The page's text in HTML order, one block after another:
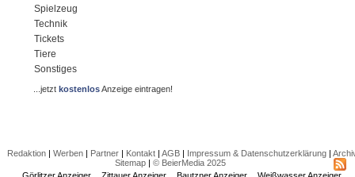
Spielzeug
Technik
Tickets
Tiere
Sonstiges
...jetztkostenlosAnzeige eintragen!
Redaktion| Werben| Partner| Kontakt| AGB| Impressum & Datenschutzerklärung|
Sitemap| © BeierMedia 2025